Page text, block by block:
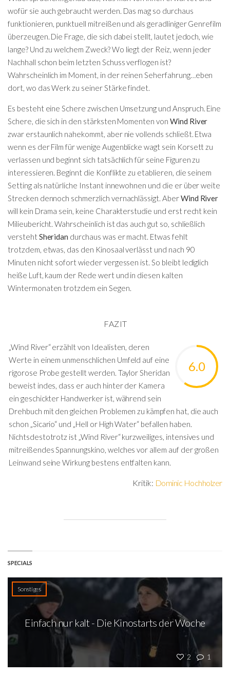
wofür sie auch gebraucht werden. Das mag so durchaus
funktionieren, punktuell mitreißen und als geradliniger Genrefilm
überzeugen. Die Frage, die sich dabei stellt, lautet jedoch, wie
lange? Und zu welchem Zweck? Wo liegt der Reiz, wenn jeder
Nachhall schon beim letzten Schuss verflogen ist?
Wahrscheinlich im Moment, in der reinen Seherfahrung…eben
dort, wo das Werk zu seiner Stärke findet.
Es besteht eine Schere zwischen Umsetzung und Anspruch. Eine
Schere, die sich in den stärksten Momenten von Wind River
zwar erstaunlich nahekommt, aber nie vollends schließt. Etwa
wenn es der Film für wenige Augenblicke wagt sein Korsett zu
verlassen und beginnt sich tatsächlich für seine Figuren zu
interessieren. Beginnt die Konflikte zu etablieren, die seinem
Setting als natürliche Instant innewohnen und die er über weite
Strecken dennoch schmerzlich vernachlässigt. AberWind River
will kein Drama sein, keine Charakterstudie und erst recht kein
Milieubericht. Wahrscheinlich ist das auch gut so, schließlich
versteht Sheridan durchaus was er macht. Etwas fehlt
trotzdem, etwas, das den Kinosaal verlässt und nach 90
Minuten nicht sofort wieder vergessen ist. So bleibt lediglich
heiße Luft, kaum der Rede wert und in diesen kalten
Wintermonaten trotzdem ein Segen.
FAZIT
6.0
„Wind River“ erzählt von Idealisten, deren
Werte in einem unmenschlichen Umfeld auf eine
rigorose Probe gestellt werden. Taylor Sheridan
beweist indes, dass er auch hinter der Kamera
ein geschickter Handwerker ist, während sein
Drehbuch mit den gleichen Problemen zu kämpfen hat, die auch
schon „Sicario“ und „Hell or High Water“ befallen haben.
Nichtsdestotrotz ist „Wind River“ kurzweiliges, intensives und
mitreißendes Spannungskino, welches vor allem auf der großen
Leinwand seine Wirkung bestens entfalten kann.
Kritik: Dominic Hochholzer
SPECIALS
Sonstiges
2 1
Einfach nur kalt - Die Kinostarts der Woche